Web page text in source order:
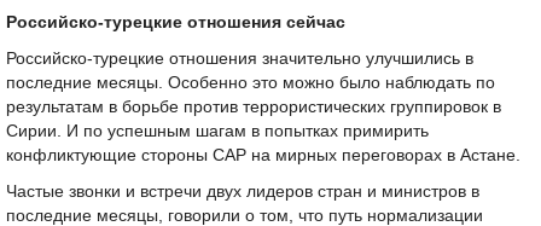
Российско-турецкие отношения сейчас
Российско-турецкие отношения значительно улучшились в
последние месяцы. Особенно это можно было наблюдать по
результатам в борьбе против террористических группировок в
Сирии. И по успешным шагам в попытках примирить
конфликтующие стороны САР на мирных переговорах в Астане.
Частые звонки и встречи двух лидеров стран и министров в
последние месяцы, говорили о том, что путь нормализации